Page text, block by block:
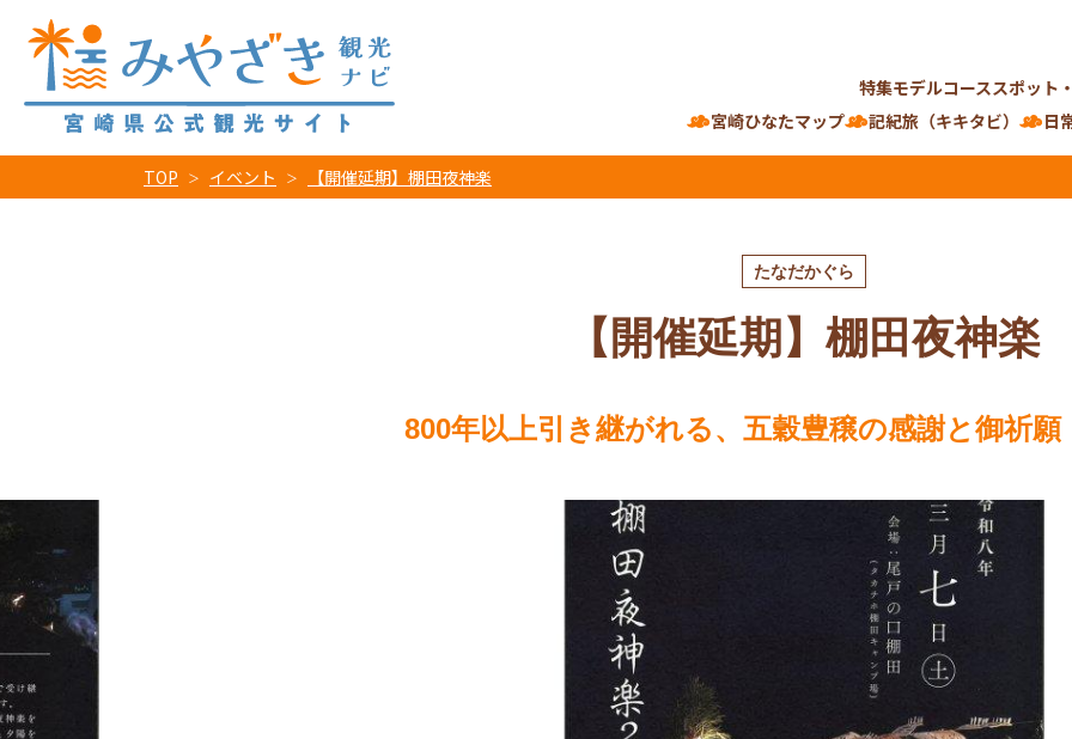
特集モデルコーススポット
宮崎ひなたマップ
記紀旅（キキタビ） 日
TOP イベント 【開催延期】棚田夜神楽
たなだかぐら
【開催延期】棚田夜神楽
800年以上引き継がれる、五穀豊穣の感謝と御祈願